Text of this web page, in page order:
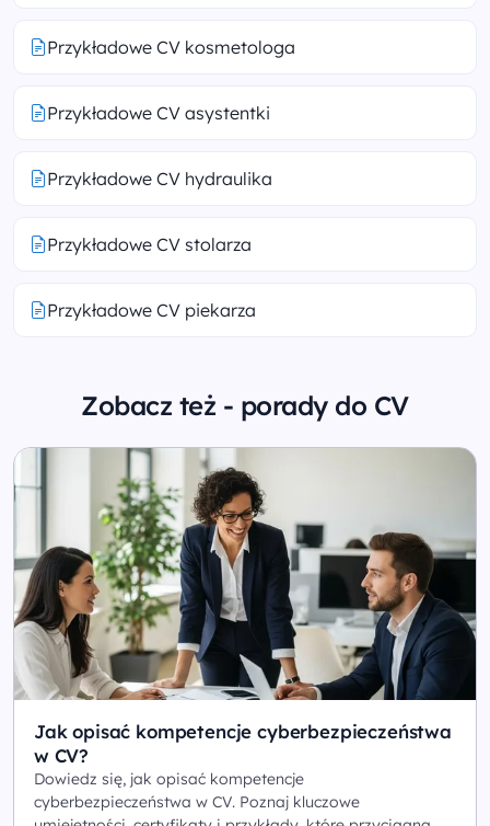
Przykładowe CV kosmetologa
Przykładowe CV asystentki
Przykładowe CV hydraulika
Przykładowe CV stolarza
Przykładowe CV piekarza
Zobacz też - porady do CV
Jak opisać kompetencje cyberbezpieczeństwa
w CV?
Dowiedz się, jak opisać kompetencje
cyberbezpieczeństwa w CV. Poznaj kluczowe